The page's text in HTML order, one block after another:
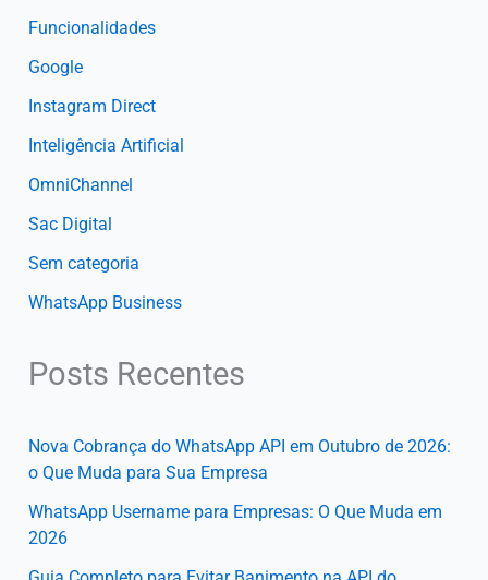
Funcionalidades
Google
Instagram Direct
Inteligência Artificial
OmniChannel
Sac Digital
Sem categoria
WhatsApp Business
Posts Recentes
Nova Cobrança do WhatsApp API em Outubro de 2026:
o Que Muda para Sua Empresa
WhatsApp Username para Empresas: O Que Muda em
2026